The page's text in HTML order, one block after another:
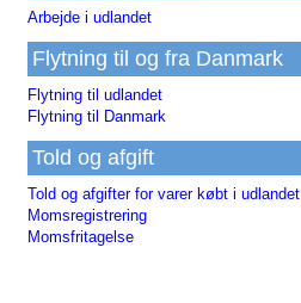
Arbejde i udlandet
Flytning til og fra Danmark
Flytning til udlandet
Flytning til Danmark
Told og afgift
Told og afgifter for varer købt i udlandet
Momsregistrering
Momsfritagelse